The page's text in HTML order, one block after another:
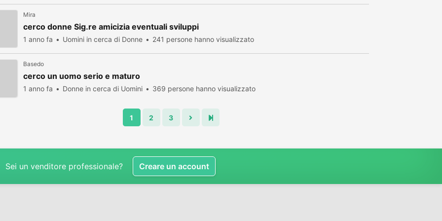
Mira
cerco donne Sig.re amicizia eventuali sviluppi
1 anno fa Uomini in cerca di Donne 241 persone hanno visualizzato
Basedo
cerco un uomo serio e maturo
1 anno fa Donne in cerca di Uomini 369 persone hanno visualizzato
1 2 3
Sei un venditore professionale? Creare un account